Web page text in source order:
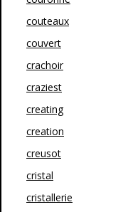
couteaux
couvert
crachoir
craziest
creating
creation
creusot
cristal
cristallerie